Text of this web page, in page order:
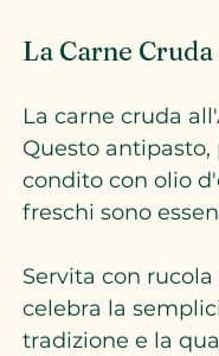
La Carne
La carne cruda
Questo
condito con olio
freschi sono
Servita con
celebra la
tradizione e la